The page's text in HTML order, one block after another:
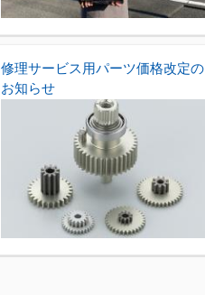
修理サービス用パーツ価格改定の
お知らせ